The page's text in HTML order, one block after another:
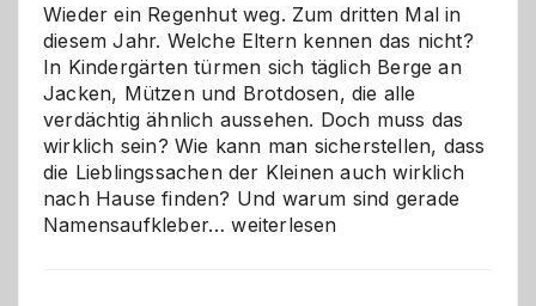
Wahl?
Wieder ein Regenhut weg. Zum dritten Mal in
diesem Jahr. Welche Eltern kennen das nicht?
In Kindergärten türmen sich täglich Berge an
Jacken, Mützen und Brotdosen, die alle
verdächtig ähnlich aussehen. Doch muss das
wirklich sein? Wie kann man sicherstellen, dass
die Lieblingssachen der Kleinen auch wirklich
nach Hause finden? Und warum sind gerade
Namensaufkleber…Namensaufkleber
weiterlesen